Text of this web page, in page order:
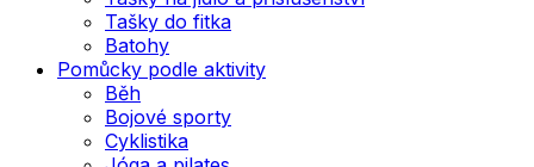
Tašky do fitka
Batohy
Pomůcky podle aktivity
Běh
Bojové sporty
Cyklistika